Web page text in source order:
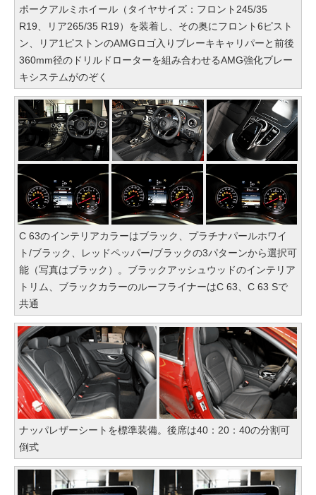
ポークアルミホイール（タイヤサイズ：フロント245/35
R19、リア265/35 R19）を装着し、その奥にフロント6ピスト
ン、リア1ピストンのAMGロゴ入りブレーキキャリパーと前後
360mm径のドリルドローターを組み合わせるAMG強化ブレー
キシステムがのぞく
C 63のインテリアカラーはブラック、プラチナパールホワイ
ト/ブラック、レッドペッパー/ブラックの3パターンから選択可
能（写真はブラック）。ブラックアッシュウッドのインテリア
トリム、ブラックカラーのルーフライナーはC 63、C 63 Sで
共通
ナッパレザーシートを標準装備。後席は40：20：40の分割可
倒式